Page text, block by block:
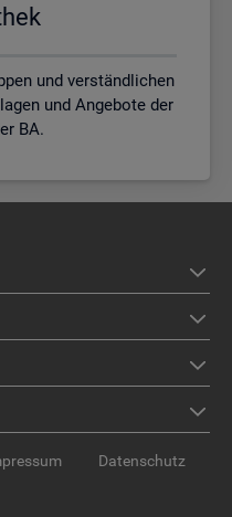
und verständlichen
und Angebote der
BA.
Datenschutz